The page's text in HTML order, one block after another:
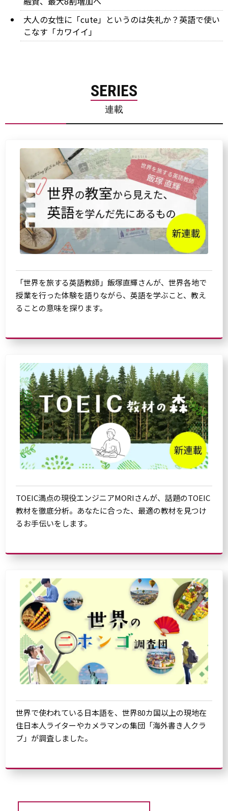
大人の女性に「cute」というのは失礼か？英語で使い
こなす「カワイイ」
SERIES
連載
「世界を旅する英語教師」飯塚直輝さんが、世界各地で
授業を行った体験を語りながら、英語を学ぶこと、教え
ることの意味を探ります。
TOEIC満点の現役エンジニアMORIさんが、話題のTOEIC
教材を徹底分析。あなたに合った、最適の教材を見つけ
るお手伝いをします。
世界で使われている日本語を、世界80カ国以上の現地在
住日本人ライターやカメラマンの集団「海外書き人クラ
ブ」が調査しました。